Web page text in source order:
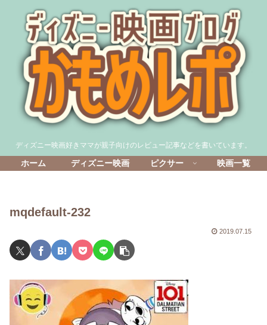
ディズニー映画好きママが親子向けのレビュー記事などを書いています。
ホーム ディズニー映画 ピクサー 映画一覧
mqdefault-232
2019.07.15